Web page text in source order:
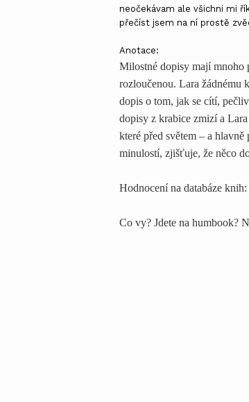
neočekávam ale všichni mi
přečíst jsem na ní prostě
Anotace:
Milostné dopisy mají mnoho
rozloučenou. Lara žádnému
dopis o tom, jak se cítí,
dopisy z krabice zmizí a
které před světem – a
minulostí, zjišťuje, že něco
Hodnocení na databáze
Co vy? Jdete na humbook?